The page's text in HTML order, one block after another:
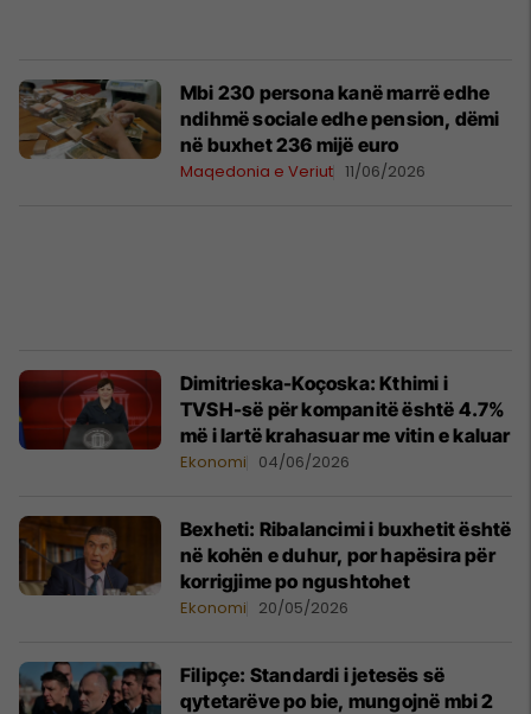
Mbi 230 persona kanë marrë edhe
ndihmë sociale edhe pension, dëmi
në buxhet 236 mijë euro
Maqedonia e Veriut 11/06/2026
Dimitrieska-Koçoska: Kthimi i
TVSH-së për kompanitë është 4.7%
më i lartë krahasuar me vitin e kaluar
Ekonomi 04/06/2026
Bexheti: Ribalancimi i buxhetit është
në kohën e duhur, por hapësira për
korrigjime po ngushtohet
Ekonomi 20/05/2026
Filipçe: Standardi i jetesës së
qytetarëve po bie, mungojnë mbi 2